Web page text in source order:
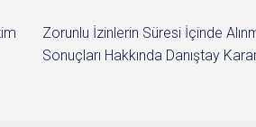
Zorunlu İzinlerin Süresi İçinde
Sonuçları Hakkında Danıştay